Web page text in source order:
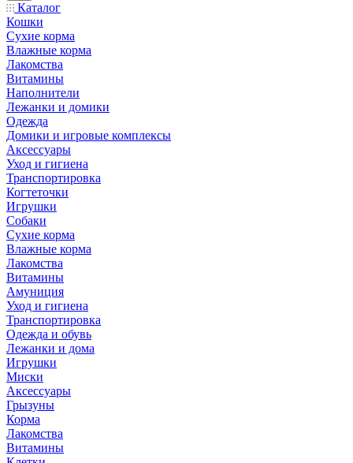
Каталог
Кошки
Сухие корма
Влажные корма
Лакомства
Витамины
Наполнители
Лежанки и домики
Одежда
Домики и игровые комплексы
Аксессуары
Уход и гигиена
Транспортировка
Когтеточки
Игрушки
Собаки
Сухие корма
Влажные корма
Лакомства
Витамины
Амуниция
Уход и гигиена
Транспортировка
Одежда и обувь
Лежанки и дома
Игрушки
Миски
Аксессуары
Грызуны
Корма
Лакомства
Витамины